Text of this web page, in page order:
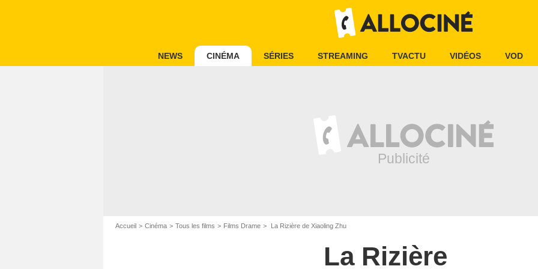
NEWS CINÉMA SÉRIES STREAMING TVACTU VIDÉOS VOD
Accueil Cinéma Tous les films Films Drame La Rizière de Xiaoling Zhu
La Rizière